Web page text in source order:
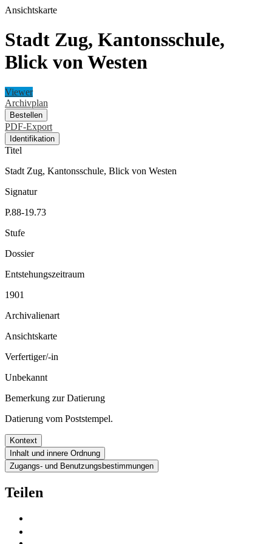
Ansichtskarte
Stadt Zug, Kantonsschule,
Blick von Westen
Viewer
Archivplan
Bestellen
PDF-Export
Identifikation
Titel
Stadt Zug, Kantonsschule, Blick von Westen
Signatur
P.88-19.73
Stufe
Dossier
Entstehungszeitraum
1901
Archivalienart
Ansichtskarte
Verfertiger/-in
Unbekannt
Bemerkung zur Datierung
Datierung vom Poststempel.
Kontext
Inhalt und innere Ordnung
Zugangs- und Benutzungsbestimmungen
Teilen